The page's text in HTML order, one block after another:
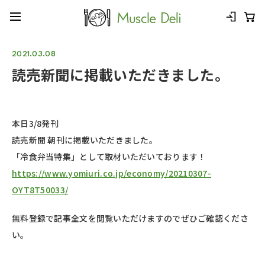
2021.03.08
読売新聞に掲載いただきました。
本日3/8発刊
読売新聞 朝刊に掲載いただきました。
「冷食弁当特集」として取材いただいております！
https://www.yomiuri.co.jp/economy/20210307-
OYT8T50033/
無料登録で記事全文を閲覧いただけますのでぜひご確認くださ
い。